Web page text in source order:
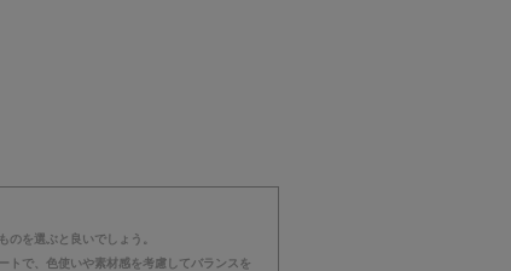
を選ぶと良いでしょう。
トで、色使いや素材感を考慮してバランスを